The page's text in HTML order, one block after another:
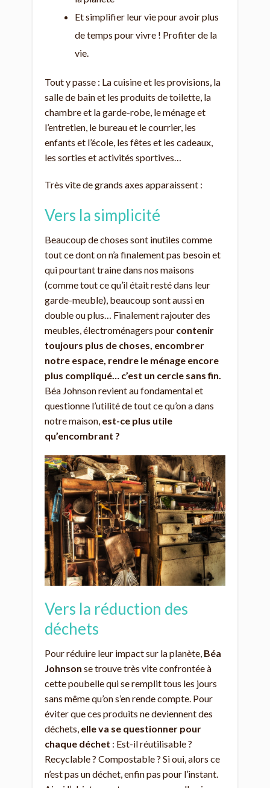
Et simplifier leur vie pour avoir plus
de temps pour vivre ! Profiter de la
vie.
Tout y passe : La cuisine et les provisions, la
salle de bain et les produits de toilette, la
chambre et la garde-robe, le ménage et
l’entretien, le bureau et le courrier, les
enfants et l’école, les fêtes et les cadeaux,
les sorties et activités sportives…
Très vite de grands axes apparaissent :
Vers la simplicité
Beaucoup de choses sont inutiles comme
tout ce dont on n’a finalement pas besoin et
qui pourtant traine dans nos maisons
(comme tout ce qu’il était resté dans leur
garde-meuble), beaucoup sont aussi en
double ou plus… Finalement rajouter des
meubles, électroménagers pour contenir
toujours plus de choses, encombrer
notre espace, rendre le ménage encore
plus compliqué… c’est un cercle sans fin.
Béa Johnson revient au fondamental et
questionne l’utilité de tout ce qu’on a dans
notre maison, est-ce plus utile
qu’encombrant ?
Vers la réduction des
déchets
Pour réduire leur impact sur la planète, Béa
Johnson se trouve très vite confrontée à
cette poubelle qui se remplit tous les jours
sans même qu’on s’en rende compte. Pour
éviter que ces produits ne deviennent des
déchets, elle va se questionner pour
chaque déchet : Est-il réutilisable ?
Recyclable ? Compostable ? Si oui, alors ce
n’est pas un déchet, enfin pas pour l’instant.